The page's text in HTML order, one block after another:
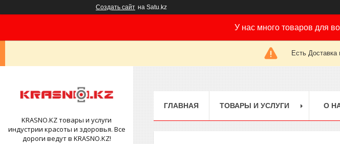
Создать сайт на Satu.kz
У нас много товаров для
Есть
KRASNO.KZ товары и услуги
индустрии красоты и здоровья. Все
дороги ведут в KRASNO.KZ!
ГЛАВНАЯ ТОВАРЫ И УСЛУГИ О